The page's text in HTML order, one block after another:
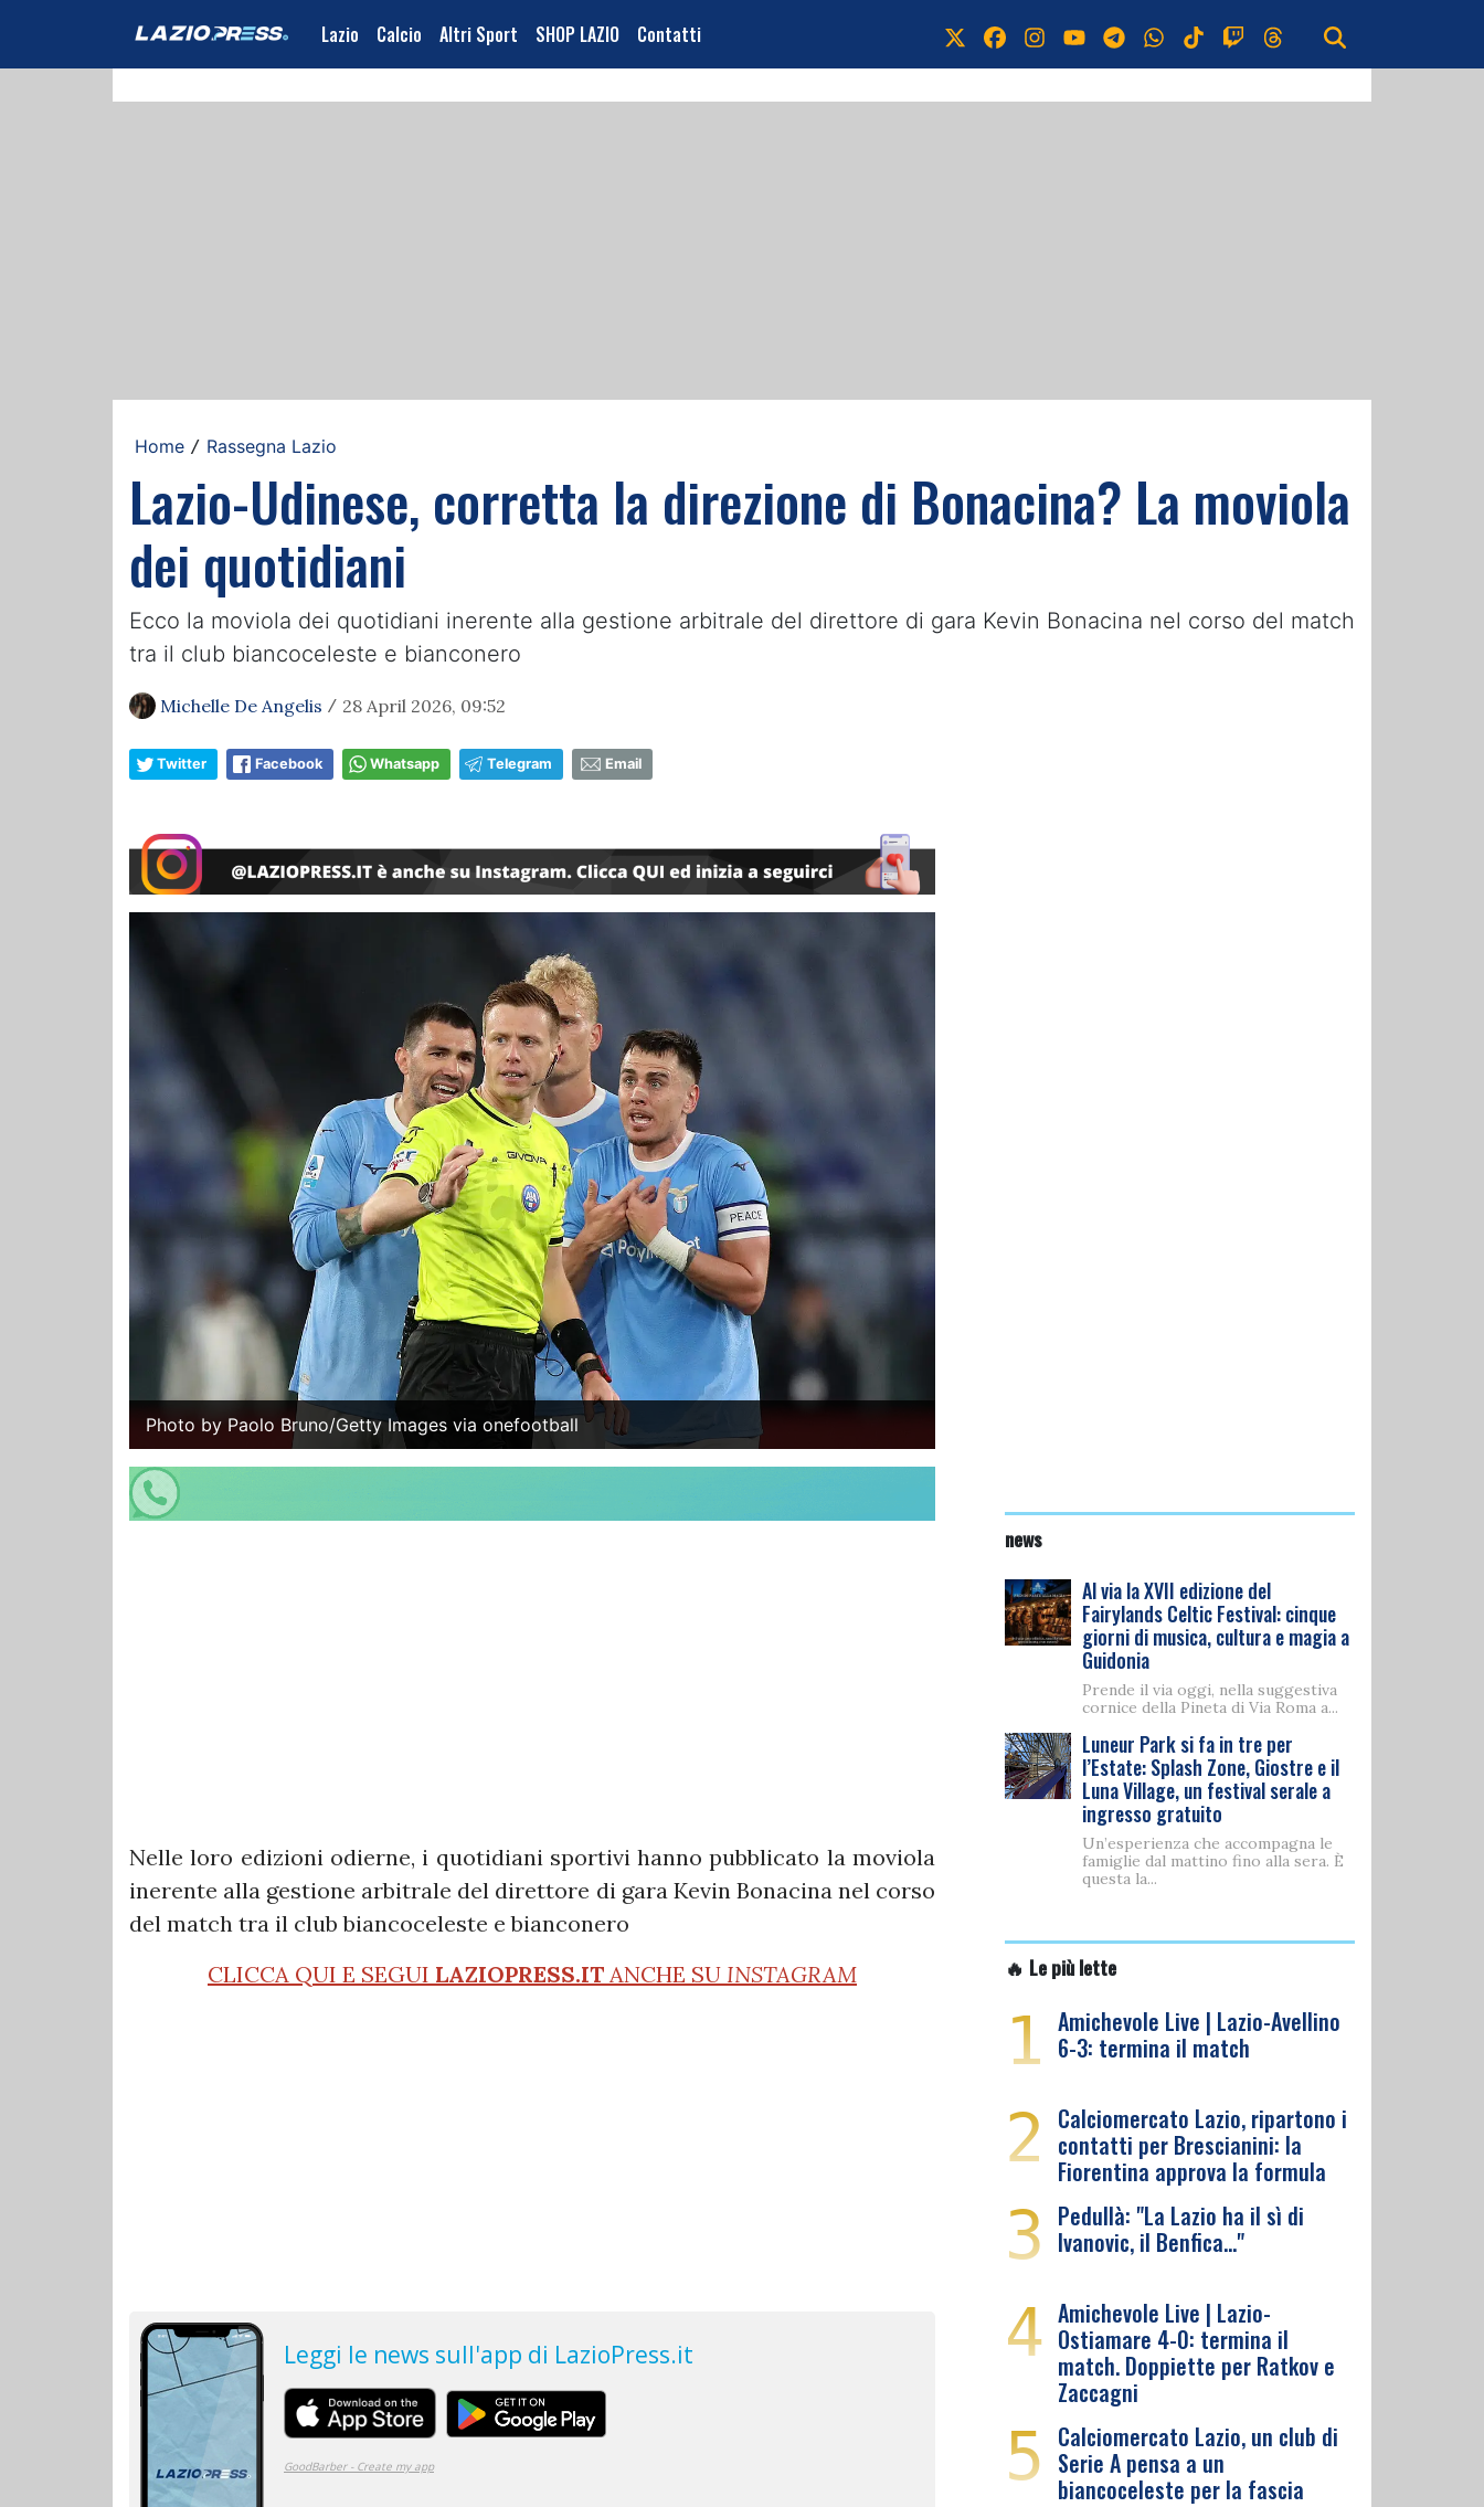
Lazio Calcio Altri Sport SHOP LAZIO Contatti
Home / Rassegna Lazio
Lazio-Udinese, corretta la direzione di Bonacina? La moviola
dei quotidiani
Ecco la moviola dei quotidiani inerente alla gestione arbitrale del direttore di gara Kevin Bonacina nel corso del match
tra il club biancoceleste e bianconero
Michelle De Angelis / 28 April 2026, 09:52
Twitter Facebook Whatsapp Telegram Email
Photo by Paolo Bruno/Getty Images via onefootball
Nelle loro edizioni odierne, i quotidiani sportivi hanno pubblicato la moviola
inerente alla gestione arbitrale del direttore di gara Kevin Bonacina nel corso
del match tra il club biancoceleste e bianconero
CLICCA QUI E SEGUI LAZIOPRESS.IT ANCHE SU INSTAGRAM
news
Al via la XVII edizione del
Fairylands Celtic Festival: cinque
giorni di musica, cultura e magia a
Guidonia
Prende il via oggi, nella suggestiva
cornice della Pineta di Via Roma a...
Luneur Park si fa in tre per
l’Estate: Splash Zone, Giostre e il
Luna Village, un festival serale a
ingresso gratuito
Un’esperienza che accompagna le
famiglie dal mattino fino alla sera. È
questa la...
🔥 Le più lette
1 Amichevole Live | Lazio-Avellino
6-3: termina il match
2 Calciomercato Lazio, ripartono i
contatti per Brescianini: la
Fiorentina approva la formula
3 Pedullà: "La Lazio ha il sì di
Ivanovic, il Benfica…"
4 Amichevole Live | Lazio-
Ostiamare 4-0: termina il
match. Doppiette per Ratkov e
Zaccagni
5 Calciomercato Lazio, un club di
Serie A pensa a un
biancoceleste per la fascia